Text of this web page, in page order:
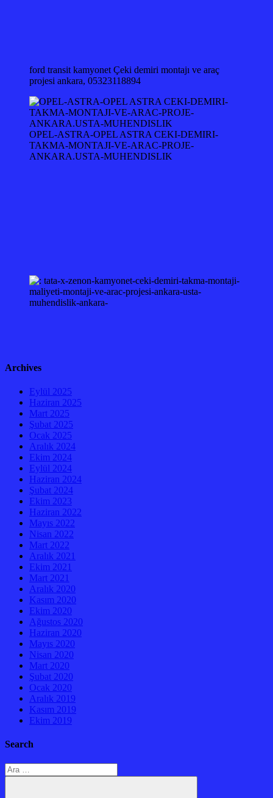
ford transit kamyonet Çeki demiri montajı ve araç
projesi ankara, 05323118894
OPEL-ASTRA-OPEL ASTRA CEKI-DEMIRI-
TAKMA-MONTAJI-VE-ARAC-PROJE-
ANKARA.USTA-MUHENDISLIK
Archives
Eylül 2025
Haziran 2025
Mart 2025
Şubat 2025
Ocak 2025
Aralık 2024
Ekim 2024
Eylül 2024
Haziran 2024
Şubat 2024
Ekim 2023
Haziran 2022
Mayıs 2022
Nisan 2022
Mart 2022
Aralık 2021
Ekim 2021
Mart 2021
Aralık 2020
Kasım 2020
Ekim 2020
Ağustos 2020
Haziran 2020
Mayıs 2020
Nisan 2020
Mart 2020
Şubat 2020
Ocak 2020
Aralık 2019
Kasım 2019
Ekim 2019
Search
Arama: